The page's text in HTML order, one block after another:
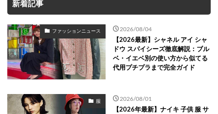
新着記事
ファッションニュース 2026/08/04
【2026最新】シャネル アイ シャ
ドウ スパイシーズ徹底解説：ブル
ベ・イエベ別の使い方から似てる
代用プチプラまで完全ガイド
服 2026/08/01
【2026年最新】ナイキ 子供 服 サ